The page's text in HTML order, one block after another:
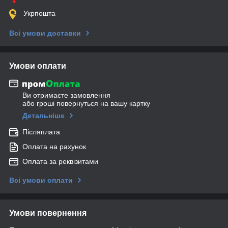
Укрпошта
Всі умови доставки
Умови оплати
Ви отримаєте замовлення
або гроші повернуться на вашу картку
Детальніше
Післяплата
Оплата на рахунок
Оплата за реквізитами
Всі умови оплати
Умови повернення